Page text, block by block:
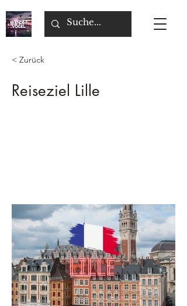
< Zurück
Reiseziel Lille